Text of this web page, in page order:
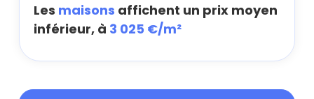
Les maisons affichent un prix moyen
inférieur, à 3 025 €/m²